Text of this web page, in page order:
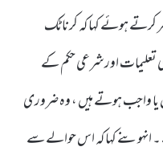
کرتے ہوئے کہا کہ کرناٹک
تعلیمات اور شرعی حکم کے
یا واجب ہوتے ہیں ، وہ ضروری
انہوںنے کہا کہ اس حوالے سے